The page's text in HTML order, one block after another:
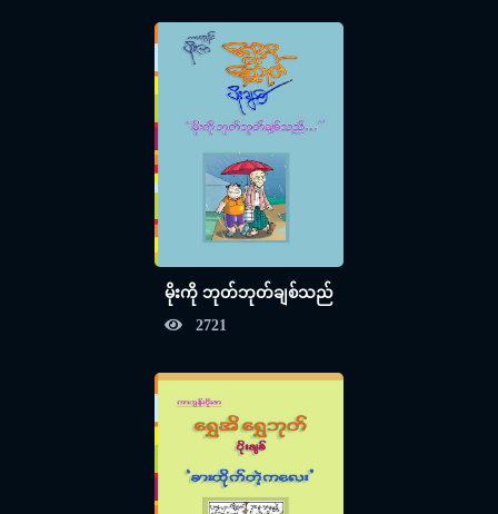
မိုးကို ဘုတ်ဘုတ်ချစ်သည်
2721